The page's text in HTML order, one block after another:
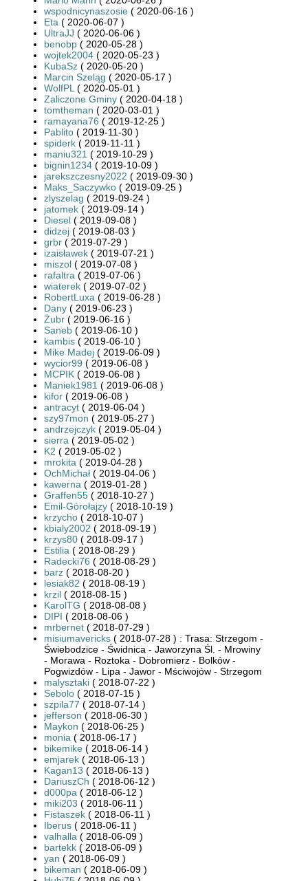
wspodnicynaszosie ( 2020-06-16 )
Eta ( 2020-06-07 )
UltraJJ ( 2020-06-06 )
benobp ( 2020-05-28 )
wojtek2004 ( 2020-05-23 )
KubaSz ( 2020-05-20 )
Marcin Szeląg ( 2020-05-17 )
WolfPL ( 2020-05-01 )
Zaliczone Gminy ( 2020-04-18 )
tomtheman ( 2020-03-01 )
ramayana76 ( 2019-12-25 )
Pablito ( 2019-11-30 )
spiderk ( 2019-11-11 )
maniu321 ( 2019-10-29 )
bignin1234 ( 2019-10-09 )
jarekszczesny2022 ( 2019-09-30 )
Maks_Saczywko ( 2019-09-25 )
zlyszelag ( 2019-09-24 )
jatomek ( 2019-09-14 )
Diesel ( 2019-09-08 )
didzej ( 2019-08-03 )
grbr ( 2019-07-29 )
izaisławek ( 2019-07-21 )
miszol ( 2019-07-08 )
rafaltra ( 2019-07-06 )
wiaterek ( 2019-07-02 )
RobertLuxa ( 2019-06-28 )
Dany ( 2019-06-23 )
Żubr ( 2019-06-16 )
Saneb ( 2019-06-10 )
kambis ( 2019-06-10 )
Mike Madej ( 2019-06-09 )
wycior99 ( 2019-06-08 )
MCPIK ( 2019-06-08 )
Maniek1981 ( 2019-06-08 )
kifor ( 2019-06-08 )
antracyt ( 2019-06-04 )
szy97mon ( 2019-05-27 )
andrzejczyk ( 2019-05-04 )
sierra ( 2019-05-02 )
K2 ( 2019-05-02 )
mrokita ( 2019-04-28 )
OchMichał ( 2019-04-06 )
kawerna ( 2019-01-28 )
Graffen55 ( 2018-10-27 )
Emil-Górołajzy ( 2018-10-19 )
krzycho ( 2018-10-07 )
kbialy2002 ( 2018-09-19 )
krzys80 ( 2018-09-17 )
Estilia ( 2018-08-29 )
Radecki76 ( 2018-08-29 )
barz ( 2018-08-20 )
lesiak82 ( 2018-08-19 )
krzil ( 2018-08-15 )
KarolTG ( 2018-08-08 )
DIPI ( 2018-08-06 )
mrbernet ( 2018-07-29 )
misiumavericks ( 2018-07-28 ) : Trasa: Strzegom -
Świebodzice - Świdnica - Jaworzyna Śl. - Mrowiny
- Morawa - Roztoka - Dobromierz - Bolków -
Pogwizdów - Lipa - Jawor - Mściwojów - Strzegom
malysztaki ( 2018-07-22 )
Sebolo ( 2018-07-15 )
szpila77 ( 2018-07-14 )
jefferson ( 2018-06-30 )
Maykon ( 2018-06-25 )
monia ( 2018-06-17 )
bikemike ( 2018-06-14 )
emjarek ( 2018-06-13 )
Kagan13 ( 2018-06-13 )
DariuszCh ( 2018-06-12 )
d000pa ( 2018-06-12 )
miki203 ( 2018-06-11 )
Fistaszek ( 2018-06-11 )
Iberus ( 2018-06-11 )
valhalla ( 2018-06-09 )
bartekk ( 2018-06-09 )
yan ( 2018-06-09 )
bikeman ( 2018-06-09 )